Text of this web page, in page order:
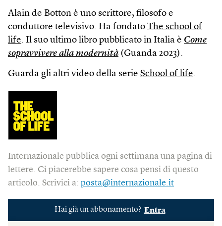
Alain de Botton è uno scrittore, filosofo e
conduttore televisivo. Ha fondato The school of
life. Il suo ultimo libro pubblicato in Italia è Come
sopravvivere alla modernità (Guanda 2023).
Guarda gli altri video della serie School of life.
Internazionale pubblica ogni settimana una pagina di
lettere. Ci piacerebbe sapere cosa pensi di questo
articolo. Scrivici a: posta@internazionale.it